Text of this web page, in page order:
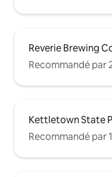
Reverie Brewing
Recommandé par
Kettletown State
Recommandé par